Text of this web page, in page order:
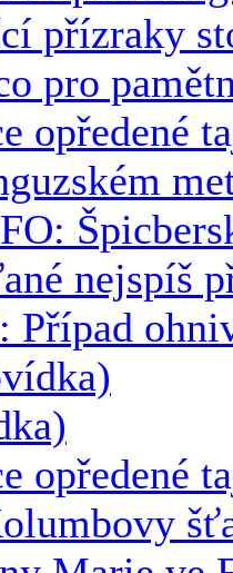
přízraky
pro
opředené
nejspíš
Případ
opředené